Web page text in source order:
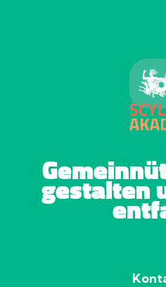
gestalten